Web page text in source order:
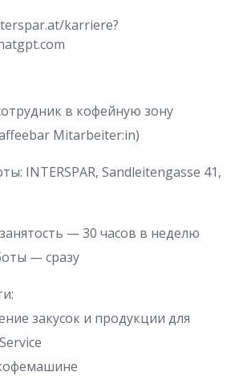
karriere?
в кофейную зону
Mitarbeiter:in)
INTERSPAR, Sandleitengasse 41,
— 30 часов в неделю
— сразу
закусок и продукции для